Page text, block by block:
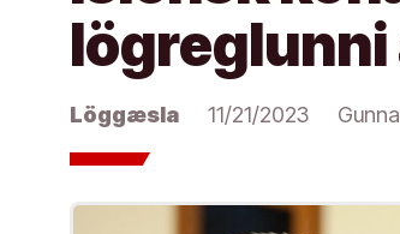
Löggæsla 11/21/2023